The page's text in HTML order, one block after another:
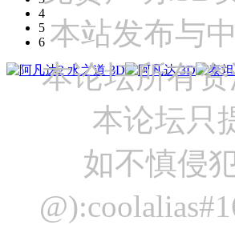
4
5
6 本站发布与
本论坛所有
本论坛只
如不慎侵